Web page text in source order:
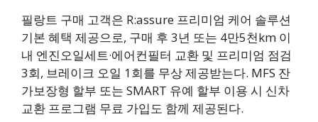
필랑트 구매 고객은 R:assure 프리미엄 케어 솔루션
기본 혜택 제공으로, 구매 후 3년 또는 4만5천km 이
내 엔진오일세트·에어컨필터 교환 및 프리미엄 점검
3회, 브레이크 오일 1회를 무상 제공받는다. MFS 잔
가보장형 할부 또는 SMART 유예 할부 이용 시 신차
교환 프로그램 무료 가입도 함께 제공된다.